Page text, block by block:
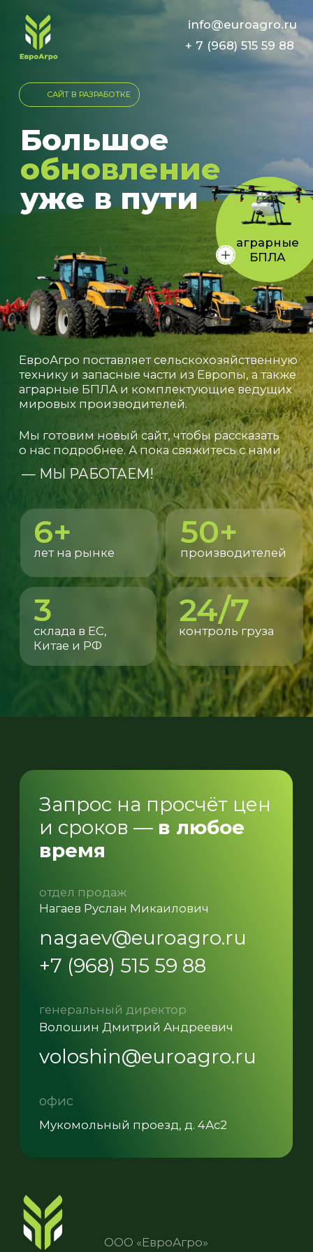
info@euroagro.ru
24/7
Большое
уже в пути
— МЫ РАБОТАЕМ!
Мы готовим новый сайт, чтобы рассказать
о нас подробнее. А пока свяжитесь с нами
контроль груза
3
склада в ЕС,
50+
производителей
6+
лет на рынке
ЕвроАгро поставляет сельскохозяйственную
технику и запасные части из Европы, а также
аграрные БПЛА и комплектующие ведущих
мировых производителей.
аграрные
БПЛА
Мукомольный проезд, д. 4Ас2
+7 (968) 515 59 88
nagaev@euroagro.ru
отдел продаж
Нагаев Руслан Микаилович
Запрос на просчёт цен
и сроков —в любое
время
ИНН 7811746635